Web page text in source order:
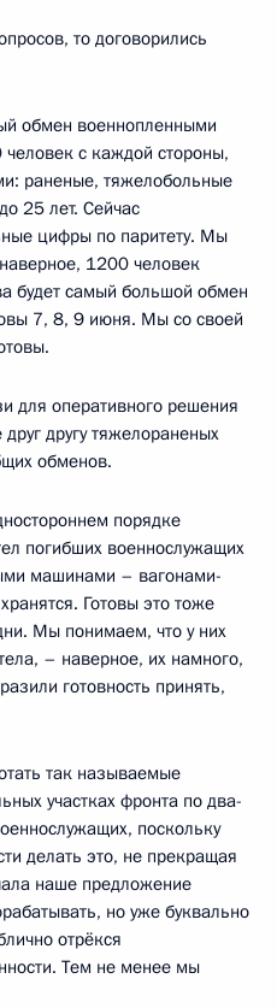
то договорились
обмен военнопленными
с каждой стороны,
раненые, тяжелобольные
25 лет. Сейчас
цифры по паритету. Мы
1200 человек
будет самый большой обмен
7, 8, 9 июня. Мы со своей
для оперативного решения
другу тяжелораненых
обменов.
порядке
погибших военнослужащих
машинами – вагонами-
Готовы это тоже
Мы понимаем, что у них
– наверное, их намного,
готовность принять,
так называемые
участках фронта по два-
поскольку
делать это, не прекращая
наше предложение
но уже буквально
отрёкся
Тем не менее мы